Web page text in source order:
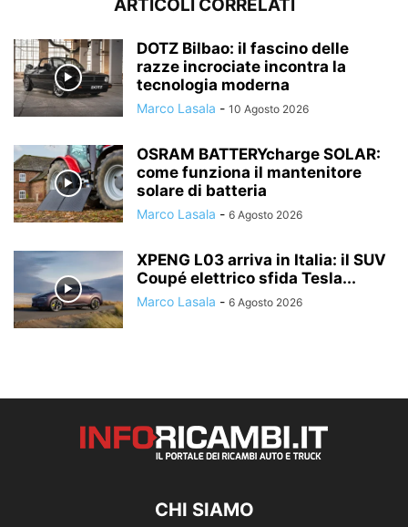
ARTICOLI CORRELATI
DOTZ Bilbao: il fascino delle
razze incrociate incontra la
tecnologia moderna
Marco Lasala - 10 Agosto 2026
OSRAM BATTERYcharge SOLAR:
come funziona il mantenitore
solare di batteria
Marco Lasala - 6 Agosto 2026
XPENG L03 arriva in Italia: il SUV
Coupé elettrico sfida Tesla...
Marco Lasala - 6 Agosto 2026
CHI SIAMO